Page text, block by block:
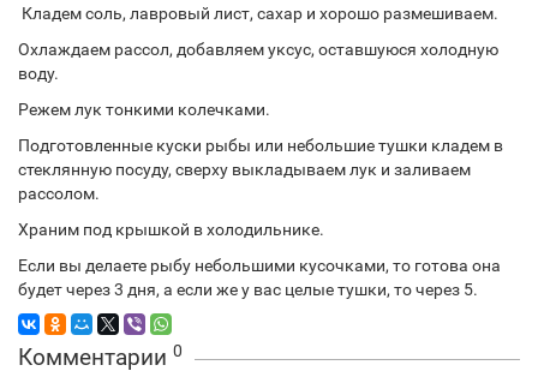
Кладем соль, лавровый лист, сахар и хорошо размешиваем.
Охлаждаем рассол, добавляем уксус, оставшуюся холодную
воду.
Режем лук тонкими колечками.
Подготовленные куски рыбы или небольшие тушки кладем в
стеклянную посуду, сверху выкладываем лук и заливаем
рассолом.
Храним под крышкой в холодильнике.
Если вы делаете рыбу небольшими кусочками, то готова она
будет через 3 дня, а если же у вас целые тушки, то через 5.
Комментарии 0